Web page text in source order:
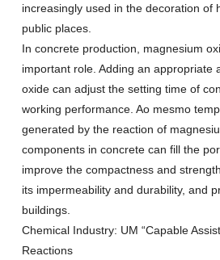
increasingly used in the decoration of
public places.
In concrete production
magnesium
important role. Adding an appropriate
oxide can adjust the setting time of
working performance. Ao mesmo
generated by the reaction of
components in concrete can fill the
improve the compactness and
its impermeability and durability, and
buildings.
Chemical Industry: UM “Capable
Reactions